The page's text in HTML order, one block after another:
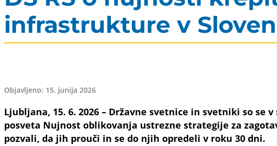
infrastrukture v
Objavljeno: 15. junija 2026
Ljubljana, 15. 6. 2026 – Državne svetnice in svetniki so se v
posveta Nujnost oblikovanja ustrezne strategije za
pozvali, da jih prouči in se do njih opredeli v roku 30 dni.